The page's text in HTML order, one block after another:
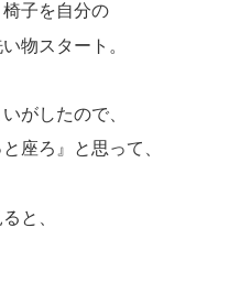
子を自分の
物スタート。
がしたので、
座ろ』と思って、
と、